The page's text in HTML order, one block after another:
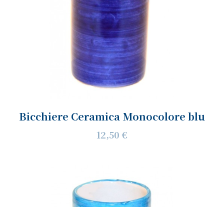
Bicchiere Ceramica Monocolore blu
12,50 €